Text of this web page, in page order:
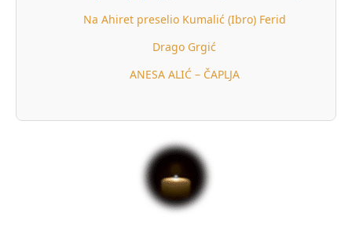
Na Ahiret preselio Kumalić (Ibro) Ferid
Drago Grgić
ANESA ALIĆ – ČAPLJA